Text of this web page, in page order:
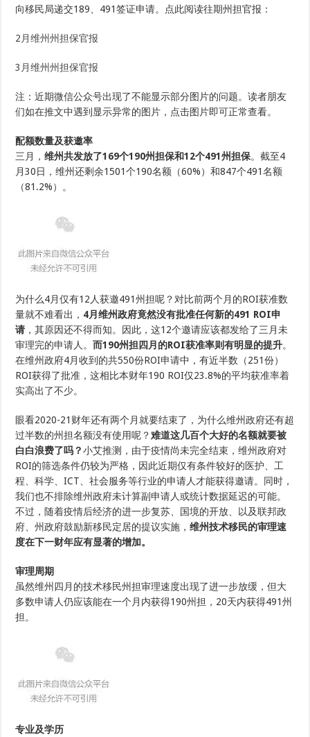
向移民局递交189、491签证申请。点此阅读往期州担官报：
2月维州州担保官报
3月维州州担保官报
注：近期微信公众号出现了不能显示部分图片的问题。读者朋友
们如在推文中遇到显示异常的图片，点击图片即可正常查看。
配额数量及获邀率
三月，维州共发放了169个190州担保和12个491州担保。截至4
月30日，维州还剩余1501个190名额（60%）和847个491名额
（81.2%）。
为什么4月仅有12人获邀491州担呢？对比前两个月的ROI获准数
量就不难看出， 4月维州政府竟然没有批准任何新的491 ROI申
请 ，其原因还不得而知。因此，这12个邀请应该都发给了三月未
审理完的申请人。而190州担四月的ROI获准率则有明显的提升。
在维州政府4月收到的共550份ROI申请中，有近半数（251份）
ROI获得了批准，这相比本财年190 ROI仅23.8%的平均获准率着
实高出了不少。
眼看2020-21财年还有两个月就要结束了，为什么维州政府还有超
过半数的州担名额没有使用呢？难道这几百个大好的名额就要被
白白浪费了吗？小艾推测，由于疫情尚未完全结束，维州政府对
ROI的筛选条件仍较为严格，因此近期仅有条件较好的医护、工
程、科学、ICT、社会服务等行业的申请人才能获得邀请。同时，
我们也不排除维州政府未计算副申请人或统计数据延迟的可能。
不过，随着疫情后经济的进一步复苏、国境的开放、以及联邦政
府、州政府鼓励新移民定居的提议实施，维州技术移民的审理速
度在下一财年应有显著的增加。
审理周期
虽然维州四月的技术移民州担审理速度出现了进一步放缓，但大
多数申请人仍应该能在一个月内获得190州担，20天内获得491州
担。
专业及学历